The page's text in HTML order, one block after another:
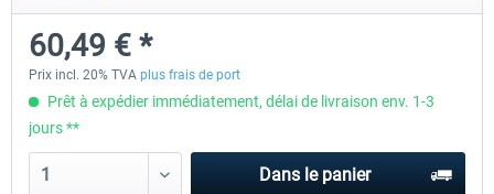
30,20 € *
60,49 € *
Prix incl. 20% TVA plus frais de port
Prêt à expédier immédiatement, délai de livraison env. 1-3
jours **
Dans le panier